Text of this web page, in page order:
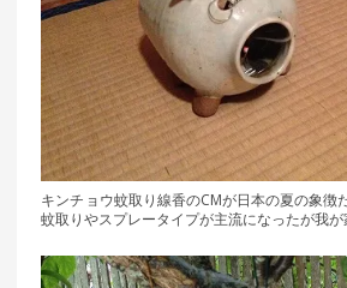
キンチョウ蚊取り線香のCMが日本の夏の象徴
蚊取りやスプレータイプが主流になったが我が